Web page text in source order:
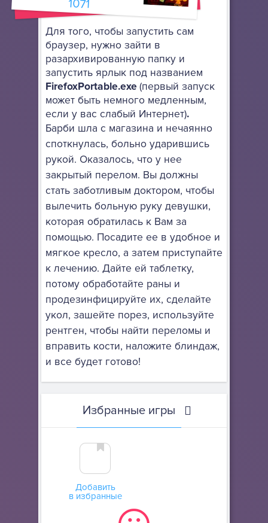
архивы.
Для того, чтобы запустить сам
браузер, нужно зайти в
разархивированную папку и
запустить ярлык под названием
FirefoxPortable.exe(первый запуск
может быть немного медленным,
если у вас слабый Интернет).
Барби шла с магазина и нечаянно
споткнулась, больно ударившись
рукой. Оказалось, что у нее
закрытый перелом. Вы должны
стать заботливым доктором, чтобы
вылечить больную руку девушки,
которая обратилась к Вам за
помощью. Посадите ее в удобное и
мягкое кресло, а затем приступайте
к лечению. Дайте ей таблетку,
потому обработайте раны и
продезинфицируйте их, сделайте
укол, зашейте порез, используйте
рентген, чтобы найти переломы и
вправить кости, наложите блиндаж,
и все будет готово!
Избранные игры
Добавить
в избранные
1071